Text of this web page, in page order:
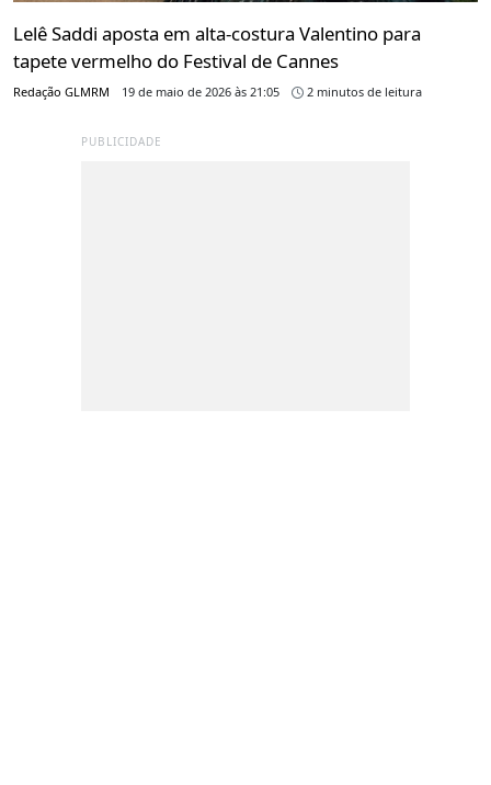
Lelê Saddi aposta em alta-costura Valentino para
tapete vermelho do Festival de Cannes
Redação GLMRM 19 de maio de 2026 às 21:05 2 minutos de leitura
PUBLICIDADE